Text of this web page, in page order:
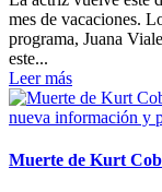
mes de vacaciones.
programa, Juana
este...
Leer más
Muerte de Kurt